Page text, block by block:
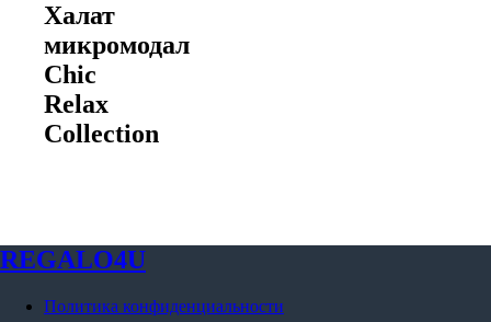
Халат
микромодал
Chic
Relax
Collection
REGALO4U
Политика конфиденциальности